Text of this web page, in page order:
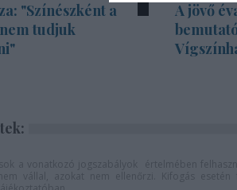
"Színészként a
tudjuk
A jövő